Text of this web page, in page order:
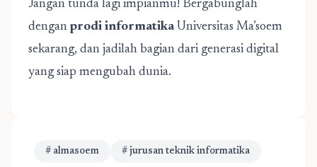
Jangan tunda lagi impianmu! Bergabunglah
dengan prodi informatikaUniversitas Ma’soem
sekarang, dan jadilah bagian dari generasi digital
yang siap mengubah dunia.
# almasoem # jurusan teknik informatika